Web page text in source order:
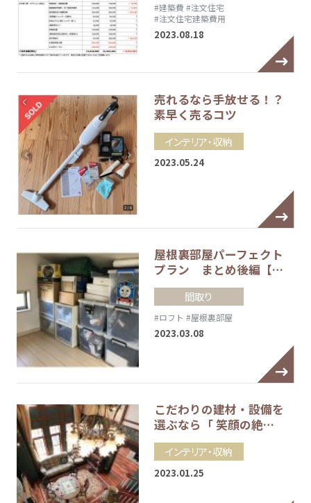
#建築費 #注文住宅
#注文住宅建築費用
2023.08.18
売れるなら手放せる！？
素早く売るコツ
インテリア・収納
2023.05.24
屋根裏部屋パーフェクト
プラン まとめ後編【…
間取り
#ロフト #屋根裏部屋
2023.03.08
こだわりの建材・設備を
選ぶなら「 笑顔の絶…
インテリア・収納
2023.01.25